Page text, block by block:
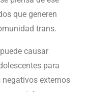
que generen
trans.
causar
para
externos